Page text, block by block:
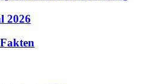
2026